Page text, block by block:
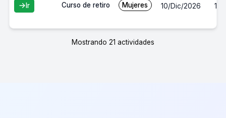
Ir Curso de retiro Mujeres 10/Dic/2026
Mostrando 21 actividades